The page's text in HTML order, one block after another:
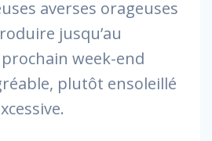
averses orageuses
jusqu’au
week-end
plutôt ensoleillé